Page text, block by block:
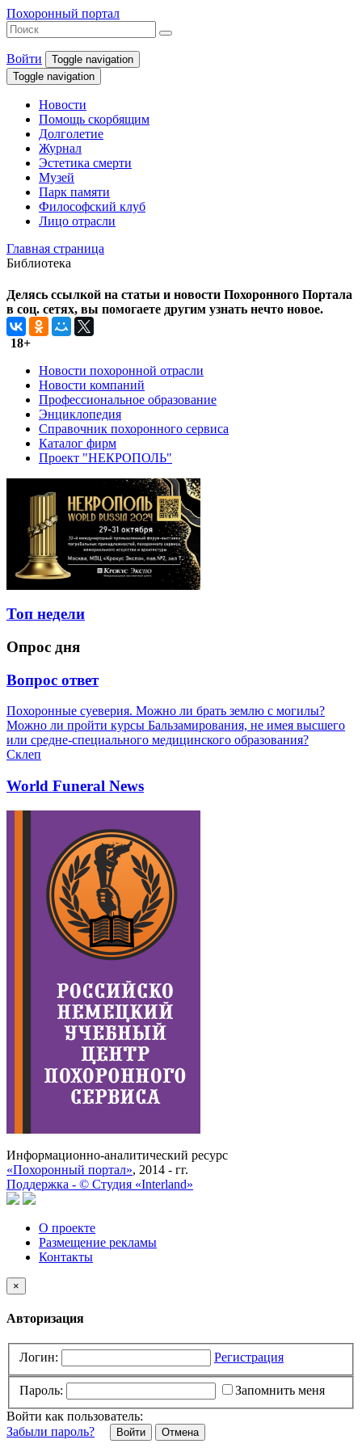
Похоронный портал
Войти
Toggle navigation
Toggle navigation
Новости
Помощь скорбящим
Долголетие
Журнал
Эстетика смерти
Музей
Парк памяти
Философский клуб
Лицо отрасли
Главная страница
Библиотека
Делясь ссылкой на статьи и новости Похоронного Портала
в соц. сетях, вы помогаете другим узнать нечто новое.
18+
Новости похоронной отрасли
Новости компаний
Профессиональное образование
Энциклопедия
Справочник похоронного сервиса
Каталог фирм
Проект "НЕКРОПОЛЬ"
Топ недели
Опрос дня
Вопрос ответ
Похоронные суеверия. Можно ли брать землю с могилы?
Можно ли пройти курсы Бальзамирования, не имея высшего
или средне-специального медицинского образования?
Склеп
World Funeral News
Информационно-аналитический ресурс
«Похоронный портал», 2014 - гг.
Поддержка - © Cтудия «Interland»
О проекте
Размещение рекламы
Контакты
×
Авторизация
Логин: Регистрация
Пароль:
Запомнить меня
Войти как пользователь:
Забыли пароль?
Отмена